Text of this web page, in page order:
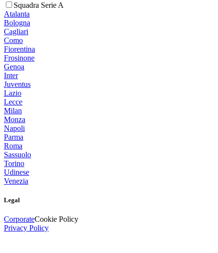
Squadra Serie A
Atalanta
Bologna
Cagliari
Como
Fiorentina
Frosinone
Genoa
Inter
Juventus
Lazio
Lecce
Milan
Monza
Napoli
Parma
Roma
Sassuolo
Torino
Udinese
Venezia
Legal
CorporateCookie Policy
Privacy Policy